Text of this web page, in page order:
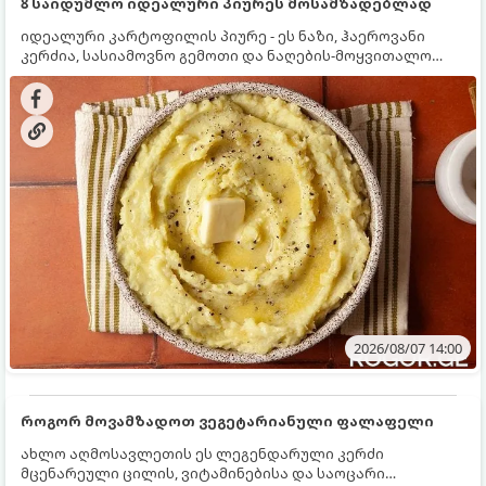
იდეალური კარტოფილის პიურე - ეს ნაზი, ჰაეროვანი
კერძია, სასიამოვნო გემოთი და ნაღების-მოყვითალო
ფერით. მისი მომზადება ძალიან მარტივია, მაგრამ
არსებობს რამდენიმე საიდუმლო, რომლებიც უნდა
იცოდეთ, რომ პიურე იდეალურად გემრიელი გამოვიდეს.
2026/08/07 14:00
როგორ მოვამზადოთ ვეგეტარიანული ფალაფელი
ახლო აღმოსავლეთის ეს ლეგენდარული კერძი
მცენარეული ცილის, ვიტამინებისა და საოცარი